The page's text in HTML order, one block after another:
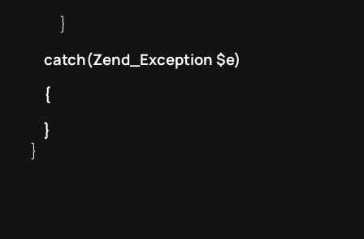
}
catch(Zend_Exception $e)
{
}
}